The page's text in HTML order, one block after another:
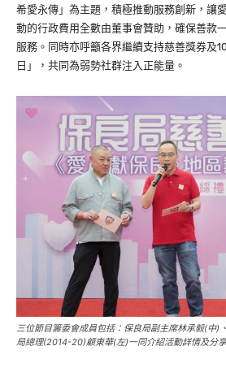
希愛永傳」為主題，積極推動服務創新，讓
動的行政費用全數由董事會贊助，確保善款
服務。同時亦呼籲各界繼續支持慈善獎券及
日」，共同為弱勢社群注入正能量。
三位節目籌委會成員包括：保良局副主席林承毅(中)
局總理(2014-20)顧東華(左)一同介紹活動詳情及分